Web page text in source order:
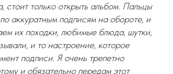
стоит только открыть альбом. Пальцы
аккуратным подписям на обороте, и
их походки, любимые блюда, шутки,
и то настроение, которое
подписи. Я очень трепетно
и обязательно передам этот